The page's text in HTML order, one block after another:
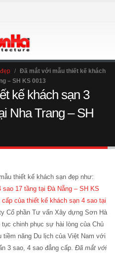
/ Đã mắt với mẫu thiết kế khách
– SH KS 0013
kế khách sạn 3
Nha Trang – SH
thiết kế khách sạn đẹp như:
17 tầng tại Đà Nẵng – SH KS
của thiết kế khách sạn 4 sao tại
Cổ phần Tư vấn Xây dựng Sơn Hà
chinh phục sự hài lòng của Chủ
năng Du lịch của Việt Nam với
3 sao, 4 sao đẳng cấp. Đã mắt với